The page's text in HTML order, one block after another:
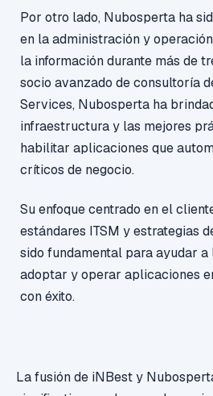
Por otro lado, Nubosperta ha
en la administración y
la información durante más de
socio avanzado de consultoría
Services, Nubosperta ha
infraestructura y las mejores
habilitar aplicaciones que
críticos de negocio.
Su enfoque centrado en el
estándares ITSM y estrategias
sido fundamental para ayudar a
adoptar y operar aplicaciones
con éxito.
La fusión de iNBest y